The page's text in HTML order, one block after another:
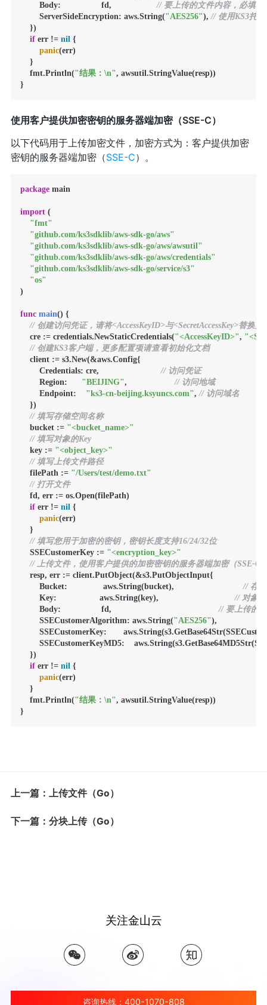
        Body:                 fd,
// 要上传的文件内容，必填
        ServerSideEncryption: aws.String(
"AES256"), // 使用KS3托
    })
if err != nil {
panic(err)
    }
    fmt.Println(
"结果：\n", awsutil.StringValue(resp))
}
使用客户提供加密密钥的服务器端加密（SSE-C）
以下代码用于上传加密文件，加密方式为：客户提供加密
密钥的服务器端加密（SSE-C）。
package main
import (
"fmt"
"github.com/ks3sdklib/aws-sdk-go/aws"
"github.com/ks3sdklib/aws-sdk-go/aws/awsutil"
"github.com/ks3sdklib/aws-sdk-go/aws/credentials"
"github.com/ks3sdklib/aws-sdk-go/service/s3"
"os"
)
func main() {
// 创建访问凭证，请将<AccessKeyID>与<SecretAccessKey>替换为
    cre := credentials.NewStaticCredentials(
"<AccessKeyID>",
// 创建KS3客户端，更多配置项请查看初始化文档
    client := s3.New(&aws.Config{
        Credentials: cre,
// 访问凭证
        Region:
"BEIJING", // 访问地域
        Endpoint:
"ks3-cn-beijing.ksyuncs.com", // 访问域名
    })
// 填写存储空间名称
    bucket :=
"<bucket_name>"
// 填写对象的Key
    key :=
"<object_key>"
// 填写上传文件路径
    filePath :=
"/Users/test/demo.txt"
// 打开文件
    fd, err := os.Open(filePath)
if err != nil {
panic(err)
    }
// 填写您用于加密的密钥，密钥长度支持16/24/32位
    SSECustomerKey :=
"<encryption_key>"
// 上传文件，使用客户提供的加密密钥的服务器端加密（SSE-C
    resp, err := client.PutObject(&s3.PutObjectInput{
        Bucket:               aws.String(bucket),
// 存
        Key:                  aws.String(key),
// 对象
        Body:                 fd,
// 要上传的
        SSECustomerAlgorithm: aws.String(
"AES256"
SSECustomerKey:
SSECustomerKeyMD5:
    })
if err != nil {
panic(err)
    }
    fmt.Println(
"结果：\n", awsutil.StringValue(resp))
}
上一篇：上传文件（Go）
下一篇：分块上传（Go）
关注金山云
咨询热线：400-1070-808